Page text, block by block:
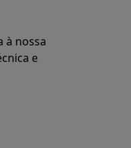
à nossa
e